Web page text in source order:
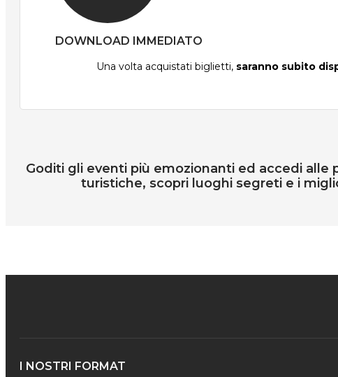
DOWNLOAD IMMEDIATO
Una volta acquistati biglietti, saranno subito
Goditi gli eventi più emozionanti ed accedi alle
turistiche, scopri luoghi segreti e i
I NOSTRI FORMAT